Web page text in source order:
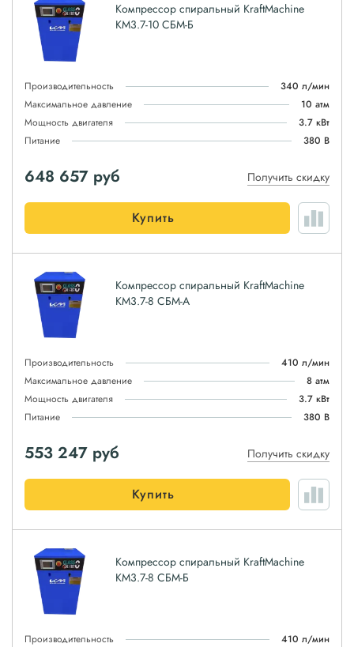
Компрессор спиральный KraftMachine
КМ3.7-10 СБМ-Б
Производительность
340 л/мин
Максимальное давление
10 атм
Мощность двигателя
3.7 кВт
Питание
380 В
648 657 руб Получить скидку
Купить
Компрессор спиральный KraftMachine
КМ3.7-8 СБМ-А
Производительность
410 л/мин
Максимальное давление
8 атм
Мощность двигателя
3.7 кВт
Питание
380 В
553 247 руб Получить скидку
Купить
Компрессор спиральный KraftMachine
КМ3.7-8 СБМ-Б
Производительность
410 л/мин